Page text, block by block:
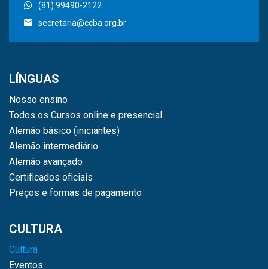
(81) 99490-2122
secretaria@ccba.org.br
LÍNGUAS
Nosso ensino
Todos os Cursos online e presencial
Alemão básico (iniciantes)
Alemão intermediário
Alemão avançado
Certificados oficiais
Preços e formas de pagamento
CULTURA
Cultura
Eventos